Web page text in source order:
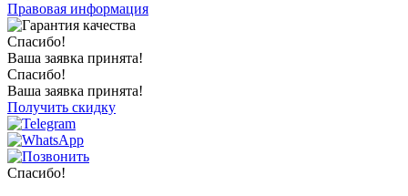
Правовая информация
Спасибо!
Ваша заявка принята!
Спасибо!
Ваша заявка принята!
Получить скидку
Спасибо!